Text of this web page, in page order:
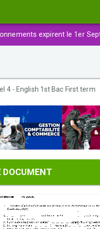
expirent le 1er
4 - English 1st Bac First term
DOCUMENT